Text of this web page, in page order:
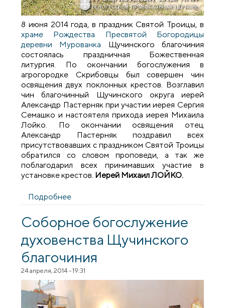
8 июня 2014 года, в праздник Святой Троицы, в
храме Рождества Пресвятой Богородицы
деревни Мурованка Щучинского благочиния
состоялась праздничная Божественная
литургия. По окончании богослужения в
агрогородке Скрибовцы был совершен чин
освящения двух поклонных крестов. Возглавил
чин благочинный Щучинского округа иерей
Александр Пастерняк при участии иерея Сергия
Семашко и настоятеля прихода иерея Михаила
Лойко. По окончании освящения отец
Александр Пастерняк поздравил всех
присутствовавших с праздником Святой Троицы
обратился со словом проповеди, а так же
поблагодарил всех принимавших участие в
установке крестов. Иерей Михаил ЛОЙКО.
Подробнее
деревне Скрибовцы
Соборное богослужение
духовенства Щучинского
благочиния
24 апреля, 2014 - 19:31